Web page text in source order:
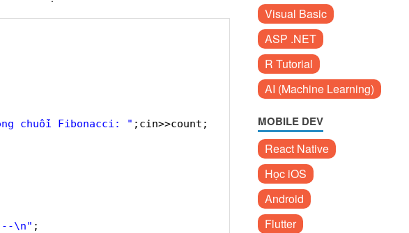
chuỗi Fibonacci: " ;cin>>count;
\n" ;
Visual Basic
ASP .NET
R Tutorial
AI (Machine Learning)
MOBILE DEV
React Native
Học iOS
Android
Flutter